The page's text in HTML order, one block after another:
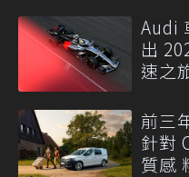
Audi
出
速之
前三
針對
質感